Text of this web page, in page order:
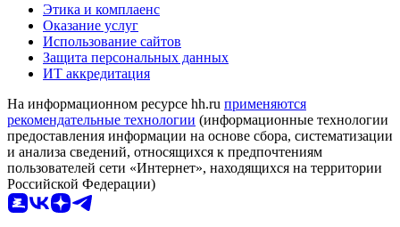
Этика и комплаенс
Оказание услуг
Использование сайтов
Защита персональных данных
ИТ аккредитация
На информационном ресурсе hh.ru применяются
рекомендательные технологии (информационные технологии
предоставления информации на основе сбора, систематизации
и анализа сведений, относящихся к предпочтениям
пользователей сети «Интернет», находящихся на территории
Российской Федерации)